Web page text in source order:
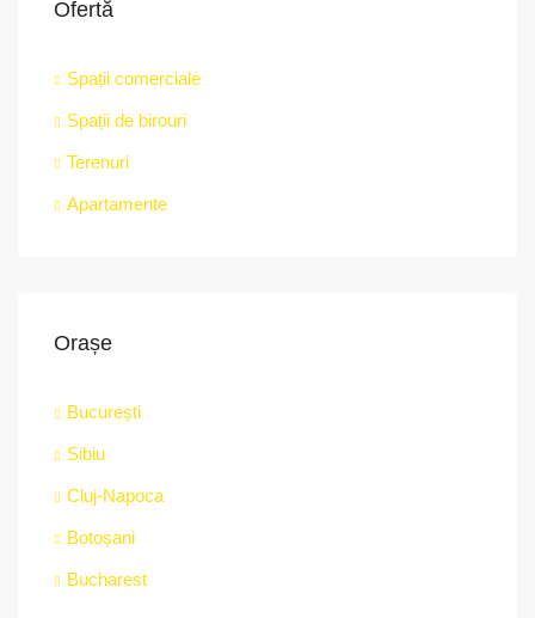
Ofertă
Spații comerciale
Spații de birouri
Terenuri
Apartamente
Orașe
București
Sibiu
Cluj-Napoca
Botoșani
Bucharest